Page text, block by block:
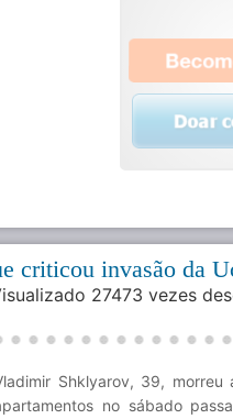
criticou invasão da
27473 vezes
Shklyarov, 39,
no sábado